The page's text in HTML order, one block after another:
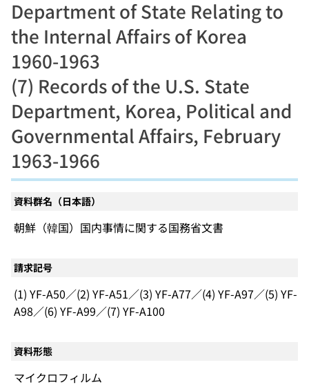
Department of State Relating to
the Internal Affairs of Korea
1960-1963
(7) Records of the U.S. State
Department, Korea, Political and
Governmental Affairs, February
1963-1966
資料群名（日本語）
朝鮮（韓国）国内事情に関する国務省文書
請求記号
(1) YF-A50／(2) YF-A51／(3) YF-A77／(4) YF-A97／(5) YF-
A98／(6) YF-A99／(7) YF-A100
資料形態
マイクロフィルム